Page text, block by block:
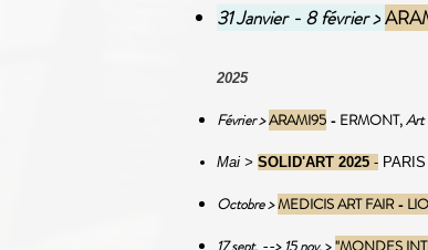
31 Janvier - 8 février >
2025
Février >ARAMI95 - ERMONT,Art
Mai > SOLID'ART 2025 -
Octobre >MEDICIS ART FAIR -